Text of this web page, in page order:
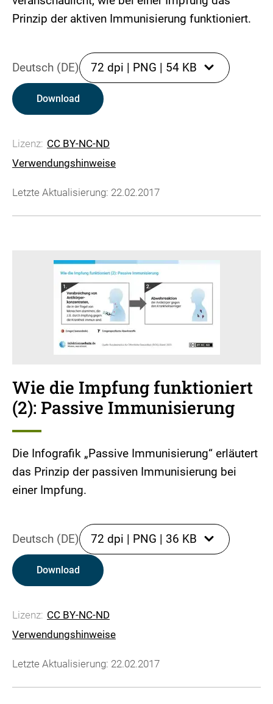
Prinzip der aktiven Immunisierung funktioniert.
Deutsch (DE) 72 dpi | PNG | 54 KB
Download
Lizenz: CC BY-NC-ND
Verwendungshinweise
Letzte Aktualisierung: 22.02.2017
Wie die Impfung funktioniert
(2): Passive Immunisierung
Die Infografik „Passive Immunisierung“ erläutert
das Prinzip der passiven Immunisierung bei
einer Impfung.
Deutsch (DE) 72 dpi | PNG | 36 KB
Download
Lizenz: CC BY-NC-ND
Verwendungshinweise
Letzte Aktualisierung: 22.02.2017